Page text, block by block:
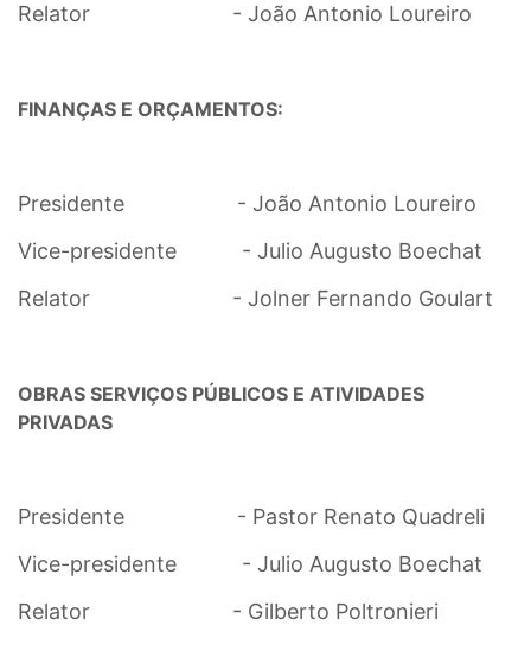
Relator - João Antonio Loureiro
FINANÇAS E ORÇAMENTOS:
Presidente - João Antonio Loureiro
Vice-presidente - Julio Augusto Boechat
Relator - Jolner Fernando Goulart
OBRAS SERVIÇOS PÚBLICOS E ATIVIDADES
PRIVADAS
Presidente - Pastor Renato Quadreli
Vice-presidente - Julio Augusto Boechat
Relator - Gilberto Poltronieri